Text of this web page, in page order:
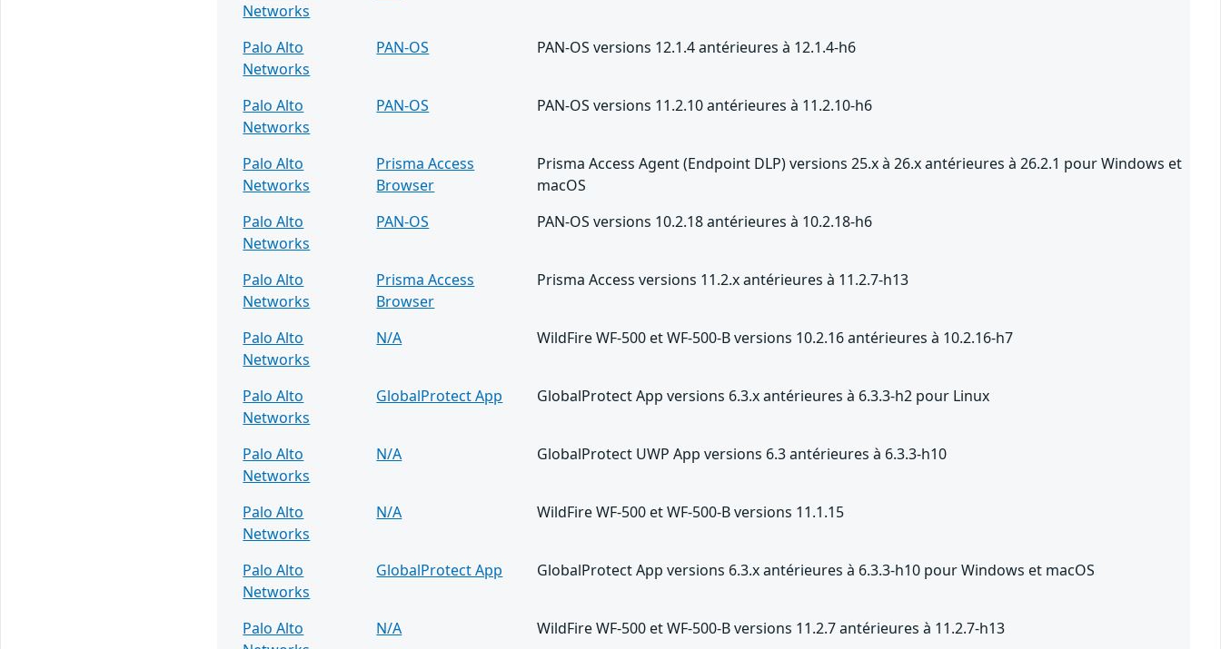
Networks
Palo Alto
Networks
PAN-OS PAN-OS versions 12.1.4 antérieures à 12.1.4-h6
Palo Alto
Networks
PAN-OS PAN-OS versions 11.2.10 antérieures à 11.2.10-h6
Palo Alto
Networks
Prisma Access
Browser
Prisma Access Agent (Endpoint DLP) versions 25.x à 26.x antérieures à 26.2.1 pour Windows et
macOS
Palo Alto
Networks
PAN-OS PAN-OS versions 10.2.18 antérieures à 10.2.18-h6
Palo Alto
Networks
Prisma Access
Browser
Prisma Access versions 11.2.x antérieures à 11.2.7-h13
Palo Alto
Networks
N/A WildFire WF-500 et WF-500-B versions 10.2.16 antérieures à 10.2.16-h7
Palo Alto
Networks
GlobalProtect App GlobalProtect App versions 6.3.x antérieures à 6.3.3-h2 pour Linux
Palo Alto
Networks
N/A GlobalProtect UWP App versions 6.3 antérieures à 6.3.3-h10
Palo Alto
Networks
N/A WildFire WF-500 et WF-500-B versions 11.1.15
Palo Alto
Networks
GlobalProtect App GlobalProtect App versions 6.3.x antérieures à 6.3.3-h10 pour Windows et macOS
Palo Alto
N/A WildFire WF-500 et WF-500-B versions 11.2.7 antérieures à 11.2.7-h13